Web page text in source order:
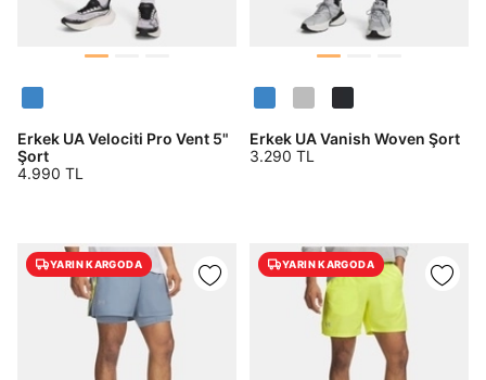
DOĞRU UNDER
MİSİNİZ?
Hangi bölgede alışveriş yapmak istersin?
Erkek UA Velociti Pro Vent 5"
Şort
4.990 TL
Erkek UA Vanish Woven Şort
3.290 TL
YARIN KARGODA YARIN KARGODA